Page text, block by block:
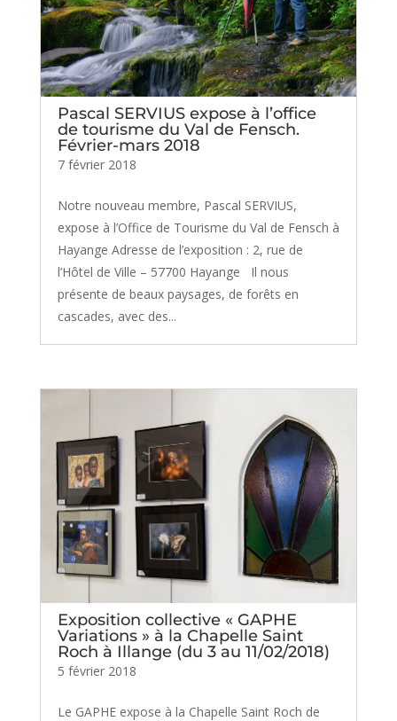
Pascal SERVIUS expose à l’office
de tourisme du Val de Fensch.
Février-mars 2018
7 février 2018
Notre nouveau membre, Pascal SERVIUS,
expose à l’Office de Tourisme du Val de Fensch à
Hayange Adresse de l’exposition : 2, rue de
l’Hôtel de Ville – 57700 Hayange Il nous
présente de beaux paysages, de forêts en
cascades, avec des...
Exposition collective « GAPHE
Variations » à la Chapelle Saint
Roch à Illange (du 3 au 11/02/2018)
5 février 2018
Le GAPHE expose à la Chapelle Saint Roch de